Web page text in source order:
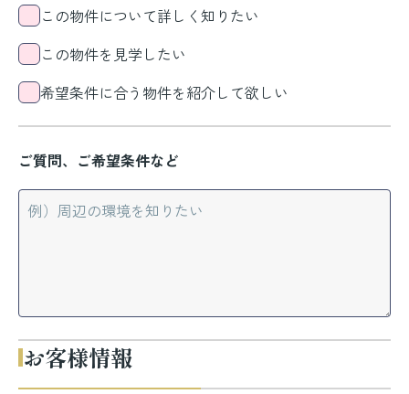
この物件について詳しく知りたい
この物件を見学したい
希望条件に合う物件を紹介して欲しい
ご質問、ご希望条件など
お客様情報